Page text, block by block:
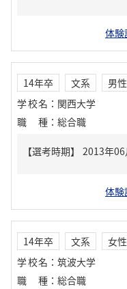
体験
14年卒 文系
男性
学校名 ： 関西大学
職種 ： 総合職
体験
14年卒 文系
女性
学校名 ： 筑波大学
職種 ： 総合職